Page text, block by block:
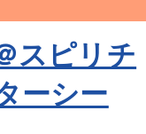
スピリチ
ーシー